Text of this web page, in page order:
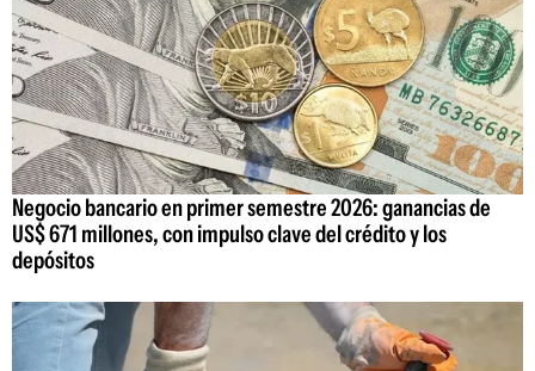
Negocio bancario en primer semestre 2026: ganancias de
US$ 671 millones, con impulso clave del crédito y los
depósitos